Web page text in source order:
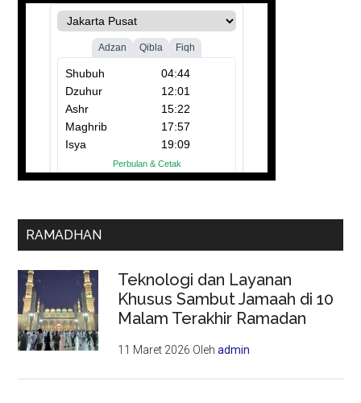
RAMADHAN
Teknologi dan Layanan
Khusus Sambut Jamaah di 10
Malam Terakhir Ramadan
11 Maret 2026 Olehadmin